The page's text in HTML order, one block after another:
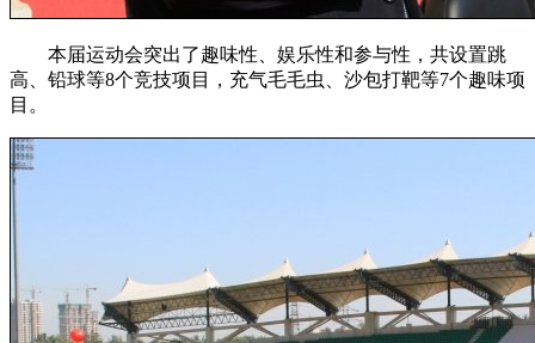
本届运动会突出了趣味性、娱乐性和参与性，共设置跳
高、铅球等8个竞技项目，充气毛毛虫、沙包打靶等7个趣味项
目。